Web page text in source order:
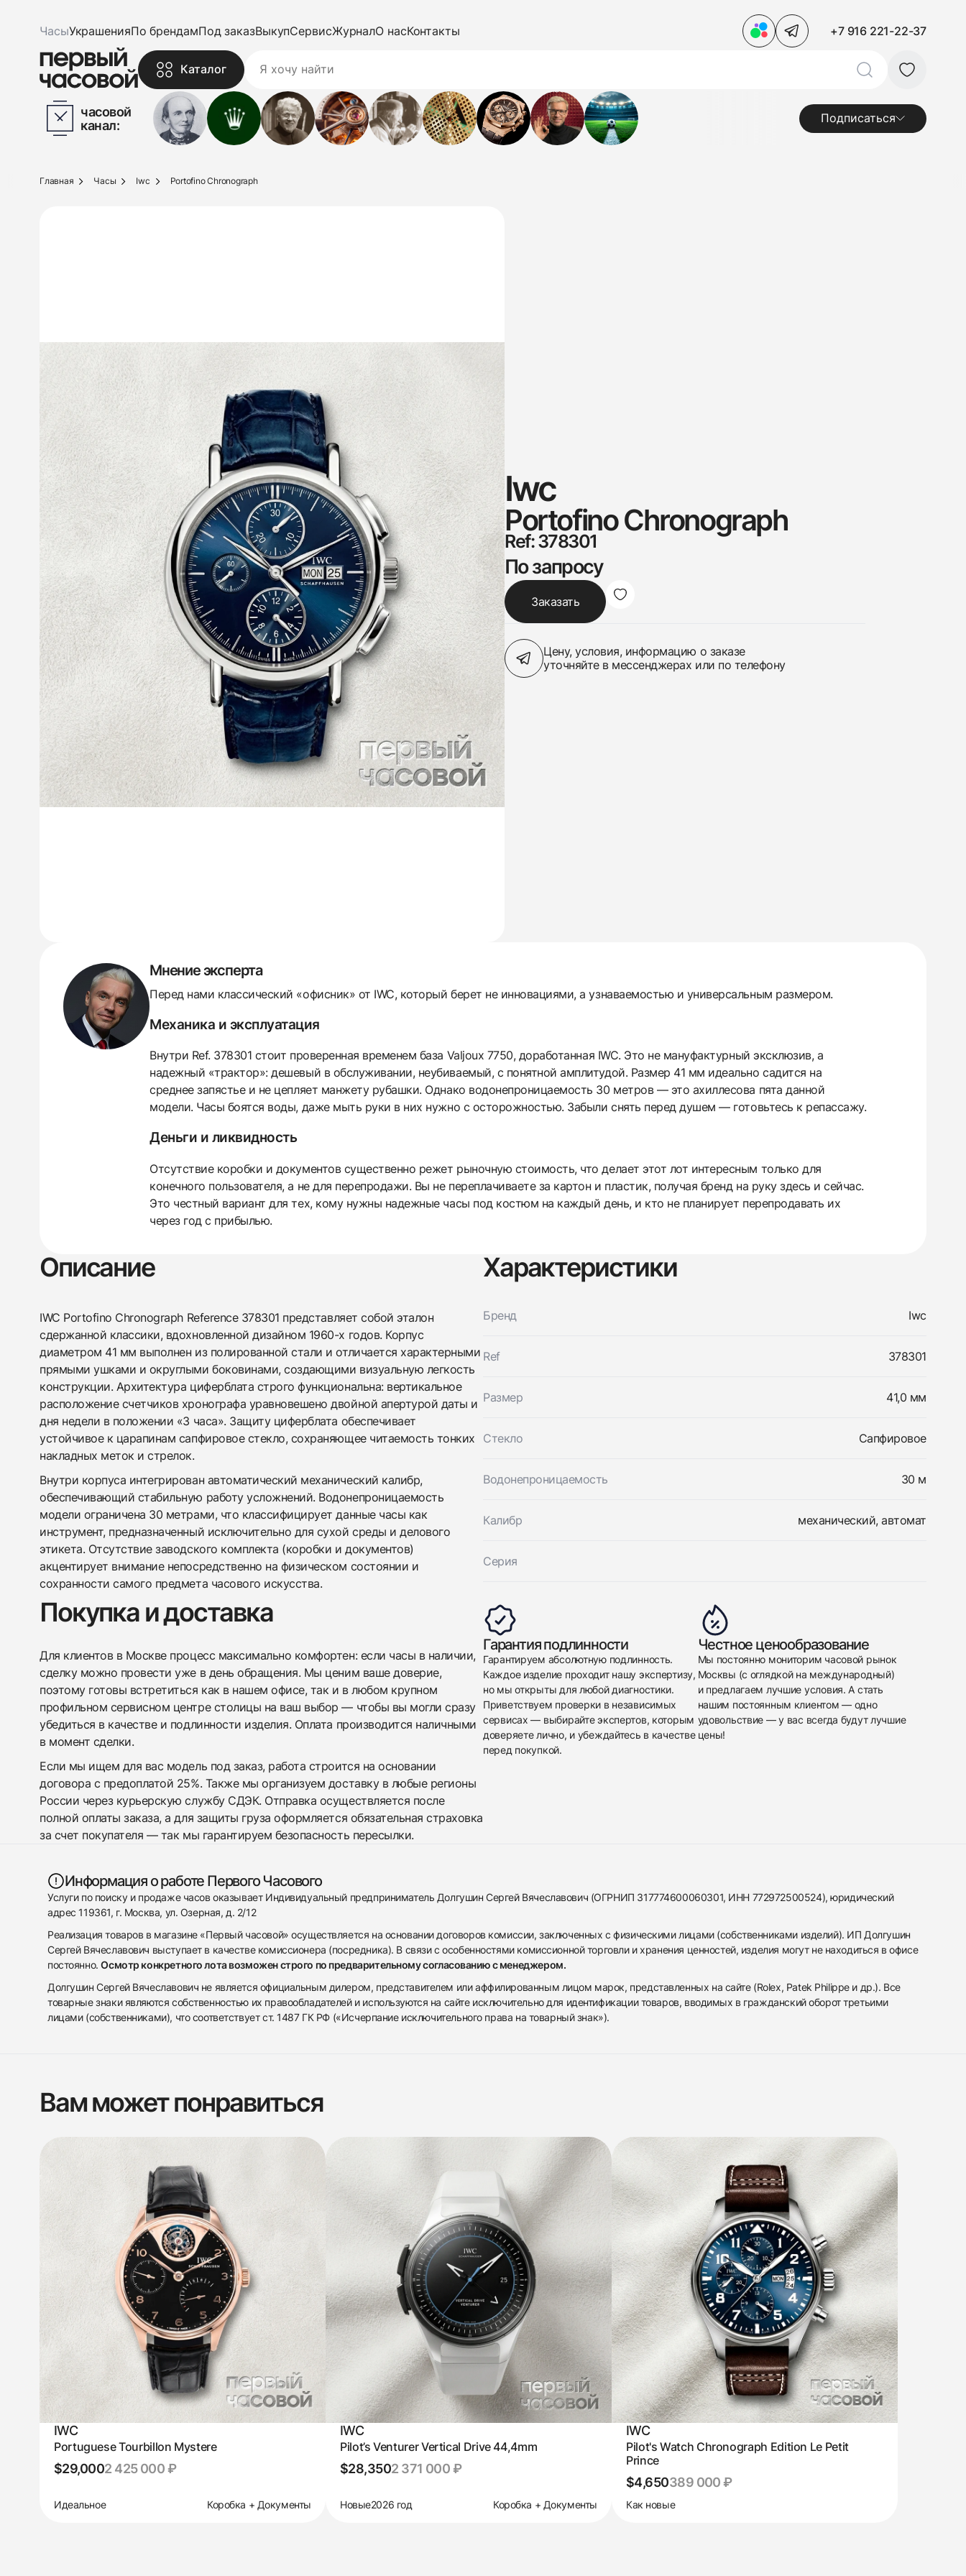
ЧасыУкрашенияПо брендамПод заказВыкупСервисЖурналО насКонтакты +7 916 221-22-37
Каталог
часовой
канал:
Подписаться
438
285
145
142
205
204
195
150
6
Главная Часы Iwc Portofino Chronograph
Iwc
Portofino Chronograph
Ref: 378301
По запросу
Заказать
Цену, условия, информацию о заказе
уточняйте в мессенджерах или по телефону
Мнение эксперта
Перед нами классический «офисник» от IWC, который берет не инновациями, а узнаваемостью и универсальным размером.
Механика и эксплуатация
Внутри Ref. 378301 стоит проверенная временем база Valjoux 7750, доработанная IWC. Это не мануфактурный эксклюзив, а
надежный «трактор»: дешевый в обслуживании, неубиваемый, с понятной амплитудой. Размер 41 мм идеально садится на
среднее запястье и не цепляет манжету рубашки. Однако водонепроницаемость 30 метров — это ахиллесова пята данной
модели. Часы боятся воды, даже мыть руки в них нужно с осторожностью. Забыли снять перед душем — готовьтесь к репассажу.
Деньги и ликвидность
Отсутствие коробки и документов существенно режет рыночную стоимость, что делает этот лот интересным только для
конечного пользователя, а не для перепродажи. Вы не переплачиваете за картон и пластик, получая бренд на руку здесь и сейчас.
Это честный вариант для тех, кому нужны надежные часы под костюм на каждый день, и кто не планирует перепродавать их
через год с прибылью.
Описание
IWC Portofino Chronograph Reference 378301 представляет собой эталон
сдержанной классики, вдохновленной дизайном 1960-х годов. Корпус
диаметром 41 мм выполнен из полированной стали и отличается характерными
прямыми ушками и округлыми боковинами, создающими визуальную легкость
конструкции. Архитектура циферблата строго функциональна: вертикальное
расположение счетчиков хронографа уравновешено двойной апертурой даты и
дня недели в положении «3 часа». Защиту циферблата обеспечивает
устойчивое к царапинам сапфировое стекло, сохраняющее читаемость тонких
накладных меток и стрелок.
Внутри корпуса интегрирован автоматический механический калибр,
обеспечивающий стабильную работу усложнений. Водонепроницаемость
модели ограничена 30 метрами, что классифицирует данные часы как
инструмент, предназначенный исключительно для сухой среды и делового
этикета. Отсутствие заводского комплекта (коробки и документов)
акцентирует внимание непосредственно на физическом состоянии и
сохранности самого предмета часового искусства.
Характеристики
Бренд Iwc
Ref 378301
Размер 41,0 мм
Стекло Сапфировое
Водонепроницаемость 30 м
Калибр механический, автомат
Серия
Покупка и доставка
Для клиентов в Москве процесс максимально комфортен: если часы в наличии,
сделку можно провести уже в день обращения. Мы ценим ваше доверие,
поэтому готовы встретиться как в нашем офисе, так и в любом крупном
профильном сервисном центре столицы на ваш выбор — чтобы вы могли сразу
убедиться в качестве и подлинности изделия. Оплата производится наличными
в момент сделки.
Если мы ищем для вас модель под заказ, работа строится на основании
договора с предоплатой 25%. Также мы организуем доставку в любые регионы
России через курьерскую службу СДЭК. Отправка осуществляется после
полной оплаты заказа, а для защиты груза оформляется обязательная страховка
за счет покупателя — так мы гарантируем безопасность пересылки.
Гарантия подлинности
Гарантируем абсолютную подлинность.
Каждое изделие проходит нашу экспертизу,
но мы открыты для любой диагностики.
Приветствуем проверки в независимых
сервисах — выбирайте экспертов, которым
доверяете лично, и убеждайтесь в качестве
перед покупкой.
Честное ценообразование
Мы постоянно мониторим часовой рынок
Москвы (с оглядкой на международный)
и предлагаем лучшие условия. А стать
нашим постоянным клиентом — одно
удовольствие — у вас всегда будут лучшие
цены!
Информация о работе Первого Часового
Услуги по поиску и продаже часов оказывает Индивидуальный предприниматель Долгушин Сергей Вячеславович (ОГРНИП 317774600060301, ИНН 772972500524), юридический
адрес 119361, г. Москва, ул. Озерная, д. 2/12
Реализация товаров в магазине «Первый часовой» осуществляется на основании договоров комиссии, заключенных с физическими лицами (собственниками изделий). ИП Долгушин
Сергей Вячеславович выступает в качестве комиссионера (посредника). В связи с особенностями комиссионной торговли и хранения ценностей, изделия могут не находиться в офисе
постоянно.Осмотр конкретного лота возможен строго по предварительному согласованию с менеджером.
Долгушин Сергей Вячеславович не является официальным дилером, представителем или аффилированным лицом марок, представленных на сайте (Rolex, Patek Philippe и др.). Все
товарные знаки являются собственностью их правообладателей и используются на сайте исключительно для идентификации товаров, вводимых в гражданский оборот третьими
лицами (собственниками), что соответствует ст. 1487 ГК РФ («Исчерпание исключительного права на товарный знак»).
Заказать эти часы
вами
Portofino Chronograph
Хорошее
$7,150
Отправить заявку
Оставьте ваши контактные данные и мы свяжемся с
Portofino Chronograph
$7,150
Приложите фото ваших часов…
Отправить заявку
Вам может понравиться
IWC
Portuguese Tourbillon Mystere
$29,0002 425 000 ₽
Идеальное Коробка + Документы
IWC
Pilot’s Venturer Vertical Drive 44,4mm
$28,3502 371 000 ₽
Новые2026 год Коробка + Документы
IWC
Pilot's Watch Chronograph Edition Le Petit
Prince
$4,650389 000 ₽
Как новые